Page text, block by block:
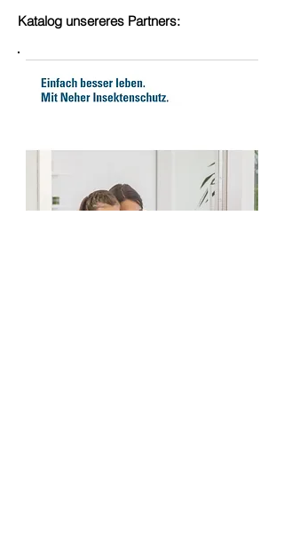
Katalog unsereres Partners: